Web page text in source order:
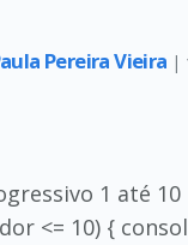
Pereira Vieira |
1 até
<= 10) {